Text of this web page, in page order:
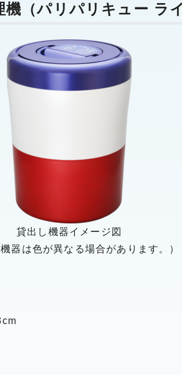
（パリパリキュー ライ
貸出し機器イメージ図
機器は色が異なる場合があります。）